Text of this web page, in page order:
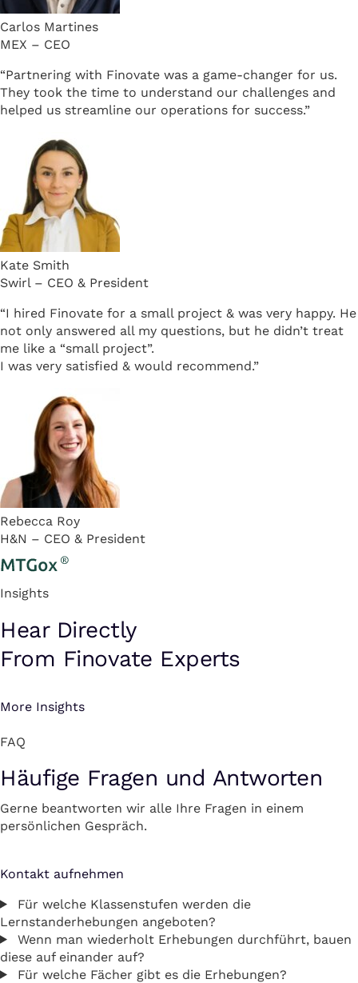
Carlos Martines
MEX – CEO
“Partnering with Finovate was a game-changer for us.
They took the time to understand our challenges and
helped us streamline our operations for success.”
Kate Smith
Swirl – CEO & President
“I hired Finovate for a small project & was very happy. He
not only answered all my questions, but he didn’t treat
me like a “small project”.
I was very satisfied & would recommend.”
Rebecca Roy
H&N – CEO & President
Insights
Hear Directly
From Finovate Experts
More Insights
FAQ
Häufige Fragen und Antworten
Gerne beantworten wir alle Ihre Fragen in einem
persönlichen Gespräch.
Kontakt aufnehmen
Für welche Klassenstufen werden die
Lernstanderhebungen angeboten?
Wenn man wiederholt Erhebungen durchführt, bauen
diese auf einander auf?
Für welche Fächer gibt es die Erhebungen?